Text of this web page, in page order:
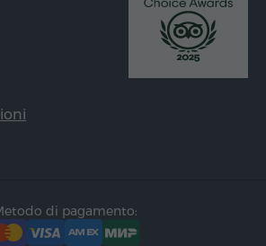
di pagamento: